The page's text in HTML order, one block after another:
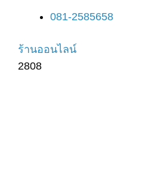
081-2585658
ร้านออนไลน์
2808